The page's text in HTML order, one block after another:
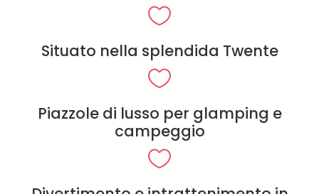
Situato nella splendida Twente
Piazzole di lusso per glamping e
campeggio